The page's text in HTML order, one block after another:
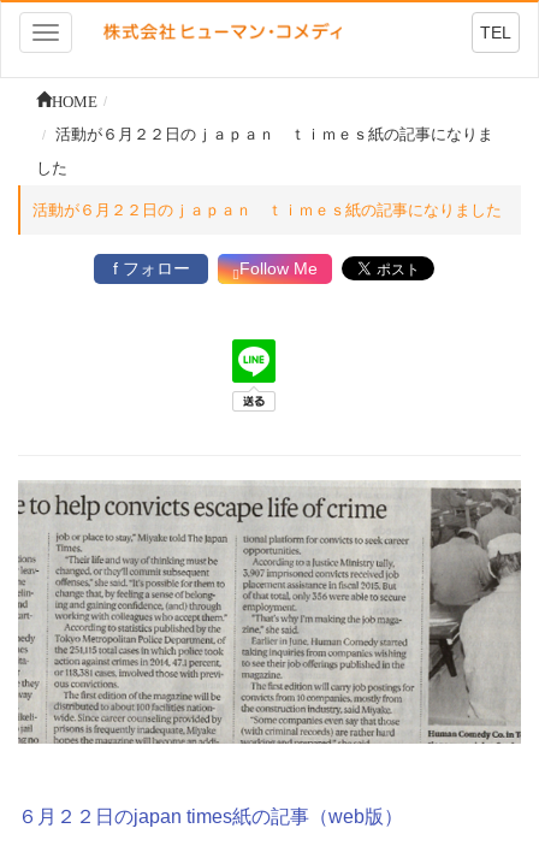
Toggle
navigation
TEL
HOME
活動が６月２２日のｊａｐａｎ ｔｉｍｅｓ紙の記事になりま
した
活動が６月２２日のｊａｐａｎ ｔｉｍｅｓ紙の記事になりました
f フォロー Follow Me
６月２２日のjapan times紙の記事（web版）